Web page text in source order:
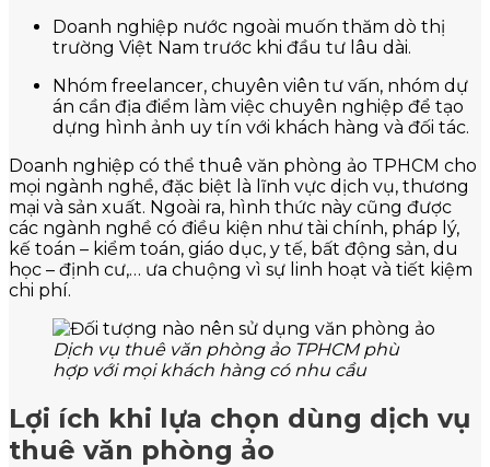
Doanh nghiệp nước ngoài muốn thăm dò thị
trường Việt Nam trước khi đầu tư lâu dài.
Nhóm freelancer, chuyên viên tư vấn, nhóm dự
án cần địa điểm làm việc chuyên nghiệp để tạo
dựng hình ảnh uy tín với khách hàng và đối tác.
Doanh nghiệp có thể thuê văn phòng ảo TPHCM cho
mọi ngành nghề, đặc biệt là lĩnh vực dịch vụ, thương
mại và sản xuất. Ngoài ra, hình thức này cũng được
các ngành nghề có điều kiện như tài chính, pháp lý,
kế toán – kiểm toán, giáo dục, y tế, bất động sản, du
học – định cư,… ưa chuộng vì sự linh hoạt và tiết kiệm
chi phí.
Dịch vụ thuê văn phòng ảo TPHCM phù
hợp với mọi khách hàng có nhu cầu
Lợi ích khi lựa chọn dùng dịch vụ
thuê văn phòng ảo